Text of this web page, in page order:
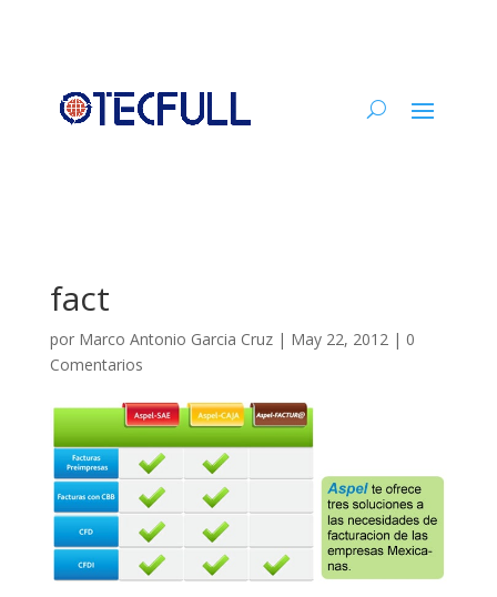
fact
por Marco Antonio Garcia Cruz| May 22, 2012| 0
Comentarios